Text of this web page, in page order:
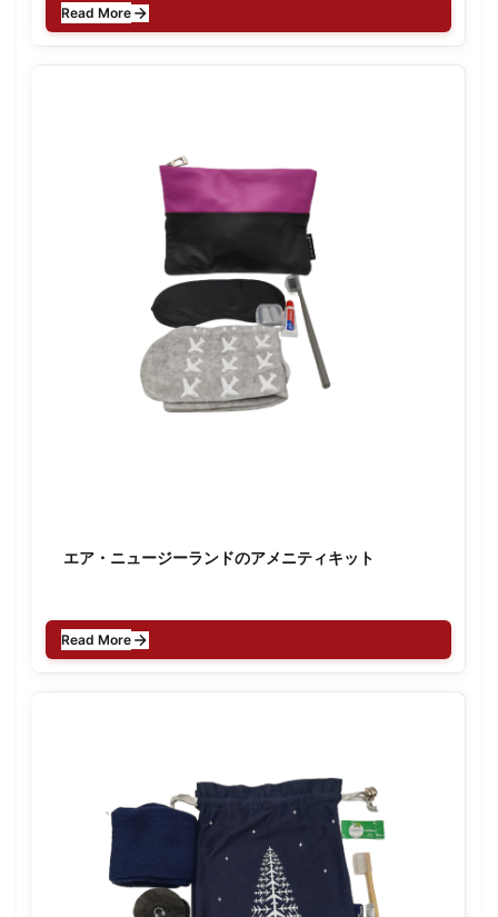
Read More
エア・ニュージーランドのアメニティキット
Read More